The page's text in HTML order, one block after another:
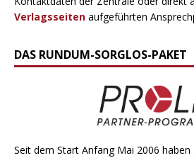
Verlagsseiten aufgeführten
DAS RUNDUM-SORGLOS-PAKET
Seit dem Start Anfang Mai 2006 haben